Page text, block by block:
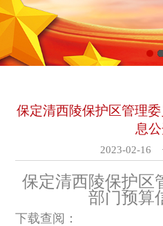
保定清西陵保护区管理
息
2023-02-16
保定清西陵保护区
部门预算
下载查阅：